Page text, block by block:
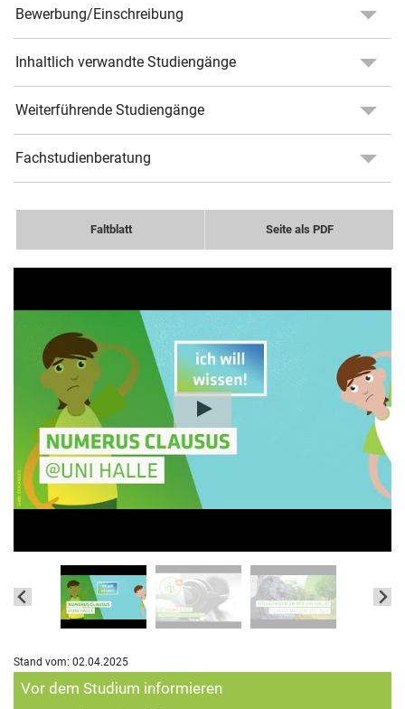
Bewerbung/Einschreibung
Inhaltlich verwandte Studiengänge
Weiterführende Studiengänge
Fachstudienberatung
Faltblatt Seite als PDF
Stand vom: 02.04.2025
Zusatzinformationen
Vor dem Studium informieren